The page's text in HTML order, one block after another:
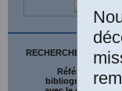
RECHERCHE SUR LE
Références
bibliographiques